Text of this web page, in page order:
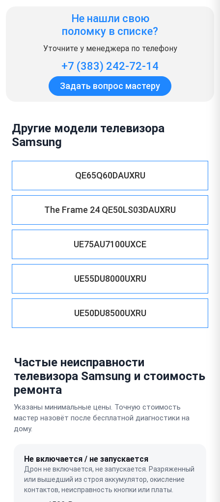
Не нашли свою
поломку в списке?
Уточните у менеджера по телефону
+7 (383) 242-72-14
Задать вопрос мастеру
Другие модели телевизора
Samsung
QE65Q60DAUXRU
The Frame 24 QE50LS03DAUXRU
UE75AU7100UXCE
UE55DU8000UXRU
UE50DU8500UXRU
Частые неисправности
телевизора Samsung и стоимость
ремонта
Указаны минимальные цены. Точную стоимость
мастер назовёт после бесплатной диагностики на
дому.
Не включается / не запускается
Дрон не включается, не запускается. Разряженный
или вышедший из строя аккумулятор, окисление
контактов, неисправность кнопки или платы.